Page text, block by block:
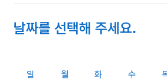
편하신 시간에 예약을 하시면
오피스키퍼 전문 상담사가 전화드립니다.
0:00 선택 시 10:00~10:30)로 연락드릴
날짜를 선택해 주세요.
일 월 화 수